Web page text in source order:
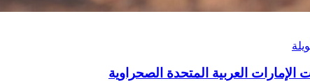
الإمارات العربية المتحدة الصحراوية